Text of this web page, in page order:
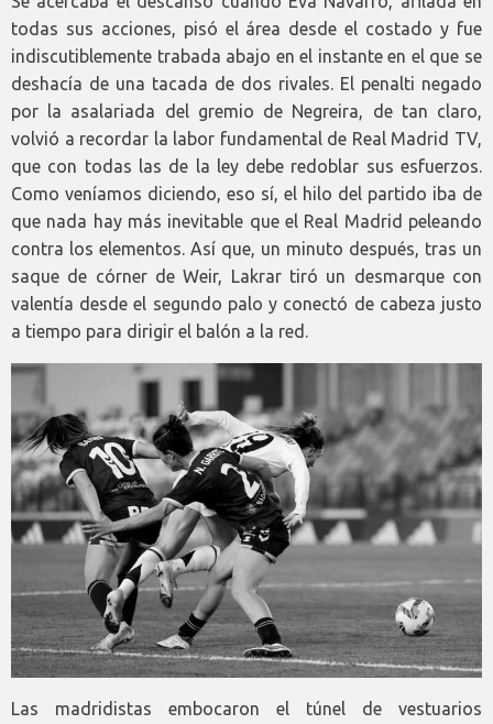
todas sus acciones, pisó el área desde el costado y fue
indiscutiblemente trabada abajo en el instante en el que se
deshacía de una tacada de dos rivales. El penalti negado
por la asalariada del gremio de Negreira, de tan claro,
volvió a recordar la labor fundamental de Real Madrid TV,
que con todas las de la ley debe redoblar sus esfuerzos.
Como veníamos diciendo, eso sí, el hilo del partido iba de
que nada hay más inevitable que el Real Madrid peleando
contra los elementos. Así que, un minuto después, tras un
saque de córner de Weir, Lakrar tiró un desmarque con
valentía desde el segundo palo y conectó de cabeza justo
a tiempo para dirigir el balón a la red.
Las madridistas embocaron el túnel de vestuarios